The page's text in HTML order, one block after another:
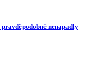
nenapadly